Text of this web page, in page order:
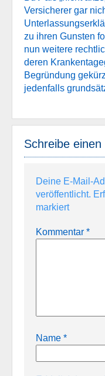
Versicherer gar
zu ihren Gunsten
nun weitere
deren
Begründung
jedenfalls
Schreibe
Deine E-Mail-
veröffentlicht.
markiert
Kommentar *
Name *